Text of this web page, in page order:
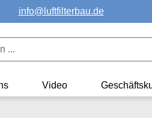
info@luftfilterbau.de
Video